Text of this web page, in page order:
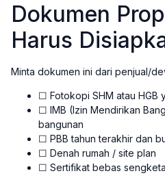
Dokumen
Harus
Minta dokumen ini dari penjual/
☐ Fotokopi SHM atau HGB
☐ IMB (Izin Mendirikan
bangunan
☐ PBB tahun terakhir dan
☐ Denah rumah / site plan
☐ Sertifikat bebas